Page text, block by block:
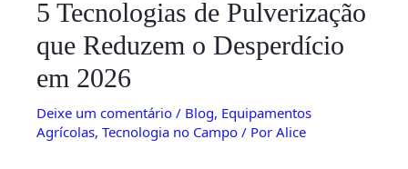
5 Tecnologias de Pulverização
que Reduzem o Desperdício
em 2026
Deixe um comentário / Blog, Equipamentos
Agrícolas, Tecnologia no Campo / Por Alice